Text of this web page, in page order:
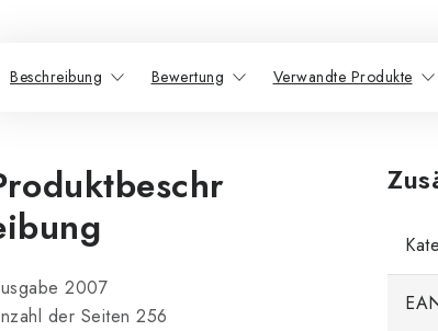
Beschreibung Bewertung Verwandte Produkte
2007
der Seiten 256